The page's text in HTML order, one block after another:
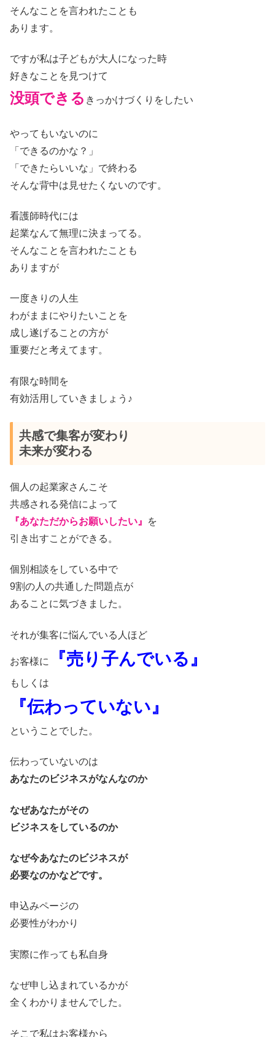
そんなことを言われたことも
あります。
ですが私は子どもが大人になった時
好きなことを見つけて
没頭できる きっかけづくりをしたい
やってもいないのに
「できるのかな？」
「できたらいいな」で終わる
そんな背中は見せたくないのです。
看護師時代には
起業なんて無理に決まってる。
そんなことを言われたことも
ありますが
一度きりの人生
わがままにやりたいことを
成し遂げることの方が
重要だと考えてます。
有限な時間を
有効活用していきましょう♪
共感で集客が変わり
未来が変わる
個人の起業家さんこそ
共感される発信によって
『あなただからお願いしたい』
を
引き出すことができる。
個別相談をしている中で
9割の人の共通した問題点が
あることに気づきました。
それが集客に悩んでいる人ほど
お客様に 『売り子んでいる』
もしくは
『伝わっていない』
ということでした。
伝わっていないのは
あなたのビジネスがなんなのか
なぜあなたがその
ビジネスをしているのか
なぜ今あなたのビジネスが
必要なのかなどです。
申込みページの
必要性がわかり
実際に作っても私自身
なぜ申し込まれているかが
全くわかりませんでした。
そこで私はお客様から